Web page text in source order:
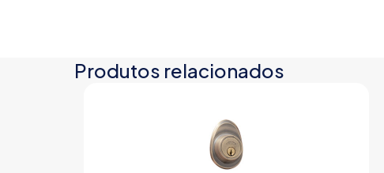
Produtos relacionados